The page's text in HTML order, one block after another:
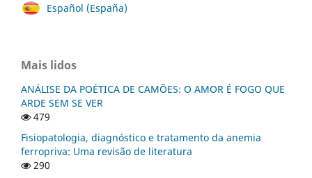
Español (España)
Mais lidos
ANÁLISE DA POÉTICA DE CAMÕES: O AMOR É FOGO QUE
ARDE SEM SE VER
479
Fisiopatologia, diagnóstico e tratamento da anemia
ferropriva: Uma revisão de literatura
290